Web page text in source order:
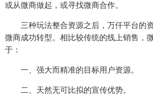
或从微商做起，或寻找微商合作。
三种玩法整合资源之后，万仟平台的
微商成功转型。相比较传统的线上销售，
于：
一、强大而精准的目标用户资源。
二、天然无可比拟的宣传优势。